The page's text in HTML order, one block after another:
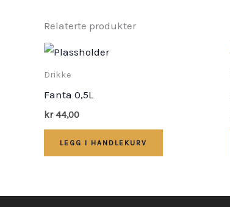
Relaterte produkter
Drikke
Fanta 0,5L
kr44,00
LEGG I HANDLEKURV